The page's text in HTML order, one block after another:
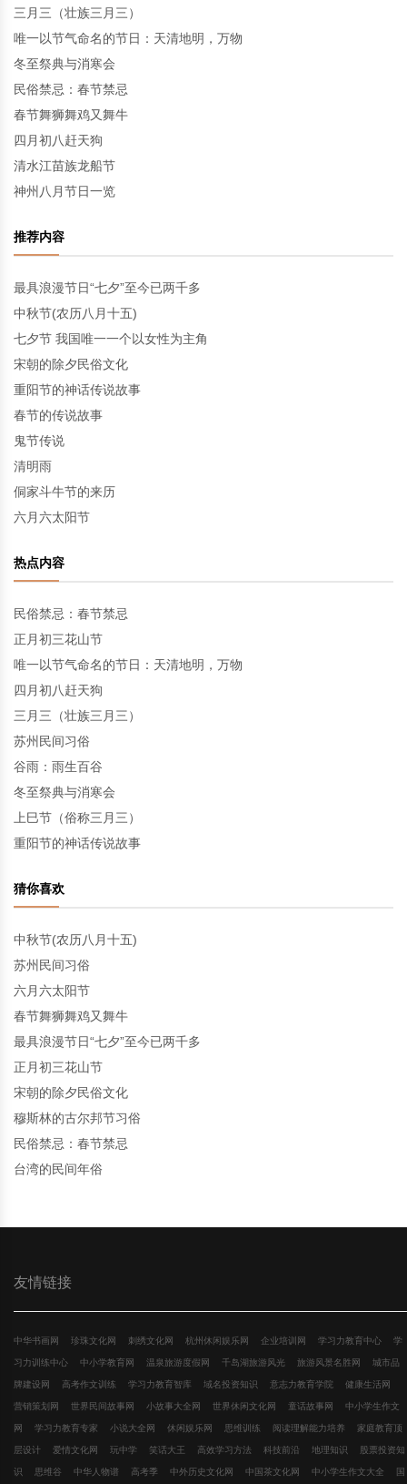
三月三（壮族三月三）
唯一以节气命名的节日：天清地明，万物
冬至祭典与消寒会
民俗禁忌：春节禁忌
春节舞狮舞鸡又舞牛
四月初八赶天狗
清水江苗族龙船节
神州八月节日一览
推荐内容
最具浪漫节日“七夕”至今已两千多
中秋节(农历八月十五)
七夕节 我国唯一一个以女性为主角
宋朝的除夕民俗文化
重阳节的神话传说故事
春节的传说故事
鬼节传说
清明雨
侗家斗牛节的来历
六月六太阳节
热点内容
民俗禁忌：春节禁忌
正月初三花山节
唯一以节气命名的节日：天清地明，万物
四月初八赶天狗
三月三（壮族三月三）
苏州民间习俗
谷雨：雨生百谷
冬至祭典与消寒会
上巳节（俗称三月三）
重阳节的神话传说故事
猜你喜欢
中秋节(农历八月十五)
苏州民间习俗
六月六太阳节
春节舞狮舞鸡又舞牛
最具浪漫节日“七夕”至今已两千多
正月初三花山节
宋朝的除夕民俗文化
穆斯林的古尔邦节习俗
民俗禁忌：春节禁忌
台湾的民间年俗
友情链接
中华书画网 珍珠文化网 刺绣文化网 杭州休闲娱乐网 企业培训网 学习力教育中心 学
习力训练中心 中小学教育网 温泉旅游度假网 千岛湖旅游风光 旅游风景名胜网 城市品
牌建设网 高考作文训练 学习力教育智库 域名投资知识 意志力教育学院 健康生活网
营销策划网 世界民间故事网 小故事大全网 世界休闲文化网 童话故事网 中小学生作文
网 学习力教育专家 小说大全网 休闲娱乐网 思维训练 阅读理解能力培养 家庭教育顶
层设计 爱情文化网 玩中学 笑话大王 高效学习方法 科技前沿 地理知识 股票投资知
识 思维谷 中华人物谱 高考季 中外历史文化网 中国茶文化网 中小学生作文大全 国